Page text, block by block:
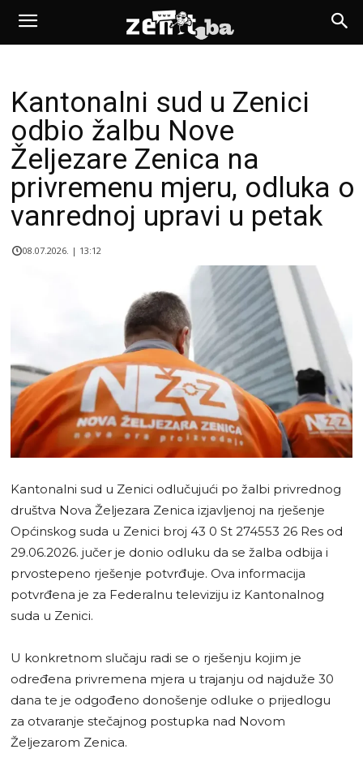
Kantonalni sud u Zenici
odbio žalbu Nove
Željezare Zenica na
privremenu mjeru, odluka o
vanrednoj upravi u petak
08.07.2026. | 13:12
Kantonalni sud u Zenici odlučujući po žalbi privrednog
društva Nova Željezara Zenica izjavljenoj na rješenje
Općinskog suda u Zenici broj 43 0 St 274553 26 Res od
29.06.2026. jučer je donio odluku da se žalba odbija i
prvostepeno rješenje potvrđuje. Ova informacija
potvrđena je za Federalnu televiziju iz Kantonalnog
suda u Zenici.
U konkretnom slučaju radi se o rješenju kojim je
određena privremena mjera u trajanju od najduže 30
dana te je odgođeno donošenje odluke o prijedlogu
za otvaranje stečajnog postupka nad Novom
Željezarom Zenica.